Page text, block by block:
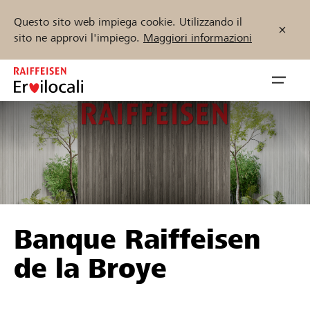
Questo sito web impiega cookie. Utilizzando il
sito ne approvi l'impiego. Maggiori informazioni
Zum
Inhalt
springen
öffnen
Sostenere
Aiuto & supporto
Trova progetti e organizzazioni
Inizia ora
Banque Raiffeisen
de la Broye